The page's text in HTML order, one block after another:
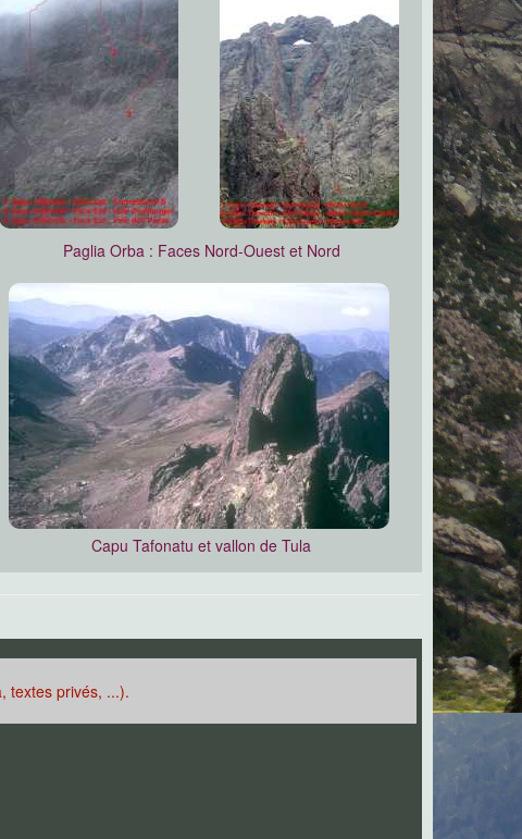
Paglia Orba : Faces Nord-Ouest et Nord
Capu Tafonatu et vallon de Tula
textes privés, ...).